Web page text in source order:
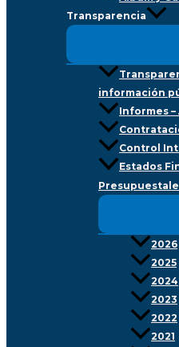
Transparencia
información
Informes
Control
Estados
2026
2025
2024
2023
2022
2021